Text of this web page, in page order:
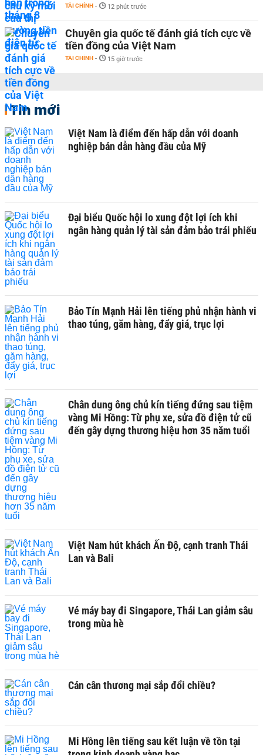
TÀI CHÍNH - 12 phút trước
Chuyên gia quốc tế đánh giá tích cực về
tiền đồng của Việt Nam
TÀI CHÍNH - 15 giờ trước
Tin mới
Việt Nam là điểm đến hấp dẫn với doanh
nghiệp bán dẫn hàng đầu của Mỹ
Đại biểu Quốc hội lo xung đột lợi ích khi
ngân hàng quản lý tài sản đảm bảo trái phiếu
Bảo Tín Mạnh Hải lên tiếng phủ nhận hành vi
thao túng, găm hàng, đẩy giá, trục lợi
Chân dung ông chủ kín tiếng đứng sau tiệm
vàng Mi Hồng: Từ phụ xe, sửa đồ điện tử cũ
đến gây dựng thương hiệu hơn 35 năm tuổi
Việt Nam hút khách Ấn Độ, cạnh tranh Thái
Lan và Bali
Vé máy bay đi Singapore, Thái Lan giảm sâu
trong mùa hè
Cán cân thương mại sắp đổi chiều?
Mi Hồng lên tiếng sau kết luận về tồn tại